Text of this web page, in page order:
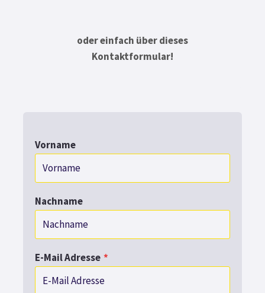
oder einfach über dieses
Kontaktformular!
Vorname
Nachname
E-Mail Adresse *